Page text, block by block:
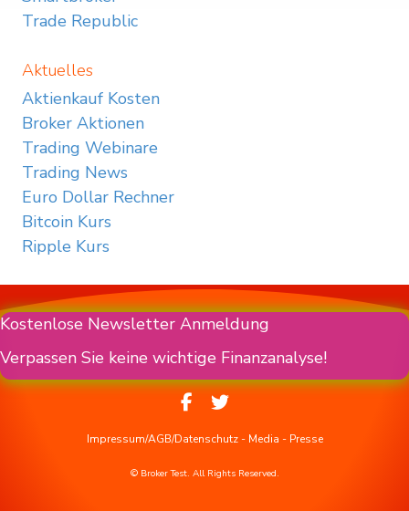
Trade Republic
Aktuelles
Aktienkauf Kosten
Broker Aktionen
Trading Webinare
Trading News
Euro Dollar Rechner
Bitcoin Kurs
Ripple Kurs
Kostenlose Newsletter Anmeldung
Verpassen Sie keine wichtige Finanzanalyse!
Impressum/AGB/Datenschutz- Media - Presse
© Broker Test. All Rights Reserved.